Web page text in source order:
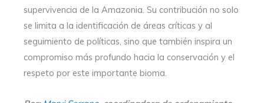
supervivencia de la Amazonia. Su contribución no solo
se limita a la identificación de áreas críticas y al
seguimiento de políticas, sino que también inspira un
compromiso más profundo hacia la conservación y el
respeto por este importante bioma.